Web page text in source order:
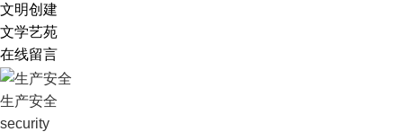
文明创建
文学艺苑
在线留言
生产安全
security